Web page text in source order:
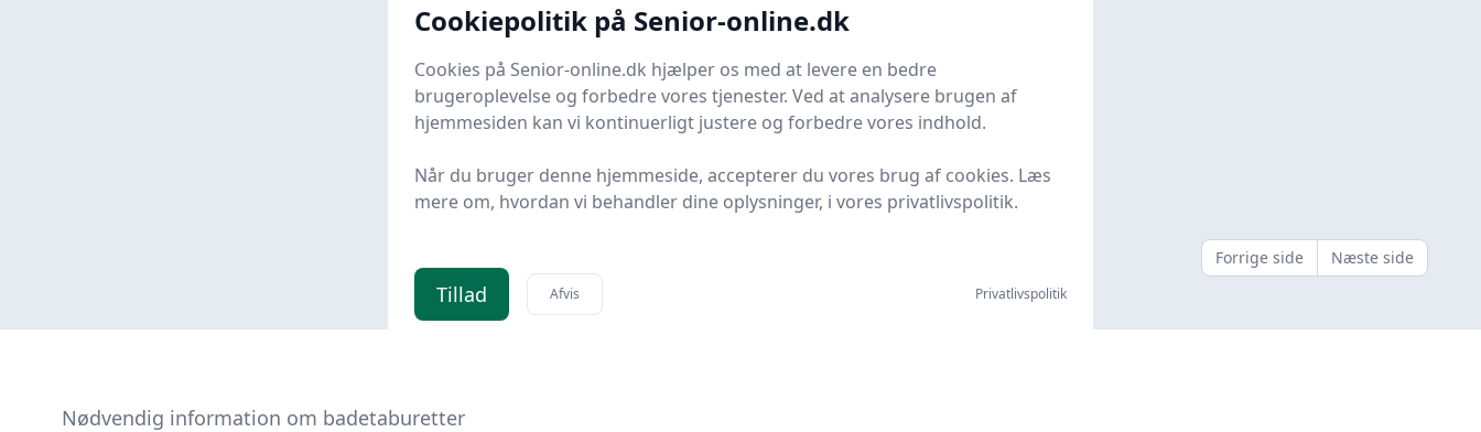
Badetaburet med Drejeligt
Sæde 1,82 kg
Seniorpleje Bedste pris
899 kr. Til butik
Forrige side Næste side
Nødvendig information om badetaburetter
Cookiepolitik på Senior-online.dk
Cookies på Senior-online.dk hjælper os med at levere en bedre
brugeroplevelse og forbedre vores tjenester. Ved at analysere brugen af
hjemmesiden kan vi kontinuerligt justere og forbedre vores indhold.
Når du bruger denne hjemmeside, accepterer du vores brug af cookies. Læs
mere om, hvordan vi behandler dine oplysninger, i vores privatlivspolitik.
Tillad Afvis Privatlivspolitik